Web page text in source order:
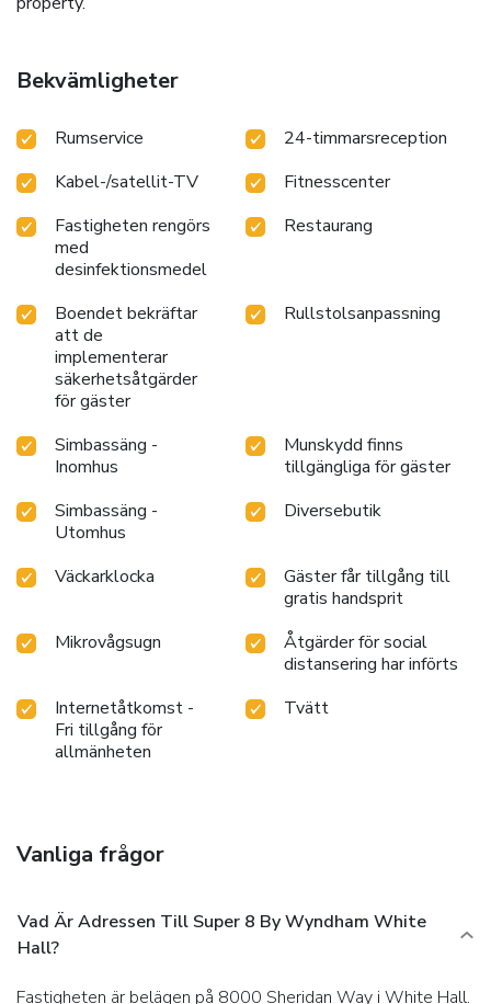
Bekvämligheter
Rumservice
24-timmarsreception
Kabel-/satellit-TV
Fitnesscenter
Fastigheten rengörs
med
desinfektionsmedel
Restaurang
Boendet bekräftar
att de
implementerar
säkerhetsåtgärder
för gäster
Rullstolsanpassning
Simbassäng -
Inomhus
Munskydd finns
tillgängliga för gäster
Simbassäng -
Utomhus
Diversebutik
Väckarklocka
Gäster får tillgång till
gratis handsprit
Mikrovågsugn
Åtgärder för social
distansering har införts
Internetåtkomst -
Fri tillgång för
allmänheten
Tvätt
Vanliga frågor
Vad Är Adressen Till Super 8 By Wyndham White
Hall?
Fastigheten är belägen på 8000 Sheridan Way i White Hall.